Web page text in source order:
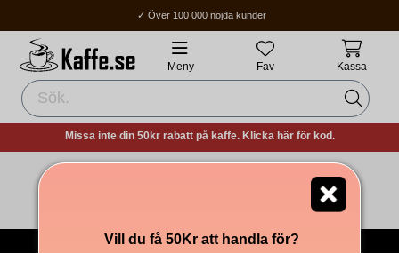
✓ Över 100 000 nöjda kunder
✓ Fri frakt över 400Kr
✓ Hemleverans / Ombud: 1-3 vardagar.
Meny Fav Kassa
Missa inte din 50kr rabatt på kaffe. Klicka här för kod.
Om Oss |Integritetspolicy |Köpvillkor|Om cookies
Vill du få 50Kr att handla för?